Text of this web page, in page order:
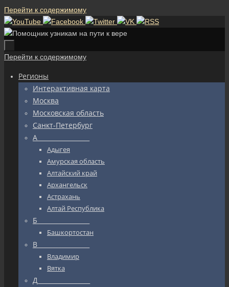
Перейти к содержимому
Перейти к содержимому
Регионы
Интерактивная карта
Москва
Московская область
Санкт-Петербург
А_________________
Адыгея
Амурская область
Алтайский край
Архангельск
Астрахань
Алтай Республика
Б_________________
Башкортостан
В_________________
Владимир
Вятка
Д_________________